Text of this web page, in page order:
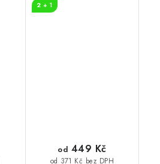
2 + 1
od 371 Kč bez DPH
od 449 Kč